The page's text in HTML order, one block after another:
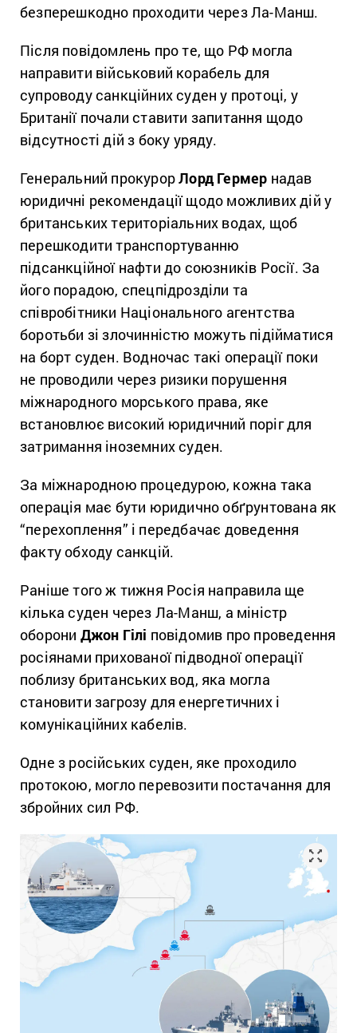
безперешкодно проходити через Ла-Манш.
Після повідомлень про те, що РФ могла
направити військовий корабель для
супроводу санкційних суден у протоці, у
Британії почали ставити запитання щодо
відсутності дій з боку уряду.
Генеральний прокурорЛорд Гермер надав
юридичні рекомендації щодо можливих дій у
британських територіальних водах, щоб
перешкодити транспортуванню
підсанкційної нафти до союзників Росії. За
його порадою, спецпідрозділи та
співробітники Національного агентства
боротьби зі злочинністю можуть підійматися
на борт суден. Водночас такі операції поки
не проводили через ризики порушення
міжнародного морського права, яке
встановлює високий юридичний поріг для
затримання іноземних суден.
За міжнародною процедурою, кожна така
операція має бути юридично обґрунтована як
“перехоплення” і передбачає доведення
факту обходу санкцій.
Раніше того ж тижня Росія направила ще
кілька суден через Ла-Манш, а міністр
оборони Джон Гілі повідомив про проведення
росіянами прихованої підводної операції
поблизу британських вод, яка могла
становити загрозу для енергетичних і
комунікаційних кабелів.
Одне з російських суден, яке проходило
протокою, могло перевозити постачання для
збройних сил РФ.